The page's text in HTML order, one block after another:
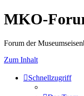
MKO-
Forum der
Zum Inhalt
Schnellzugriff